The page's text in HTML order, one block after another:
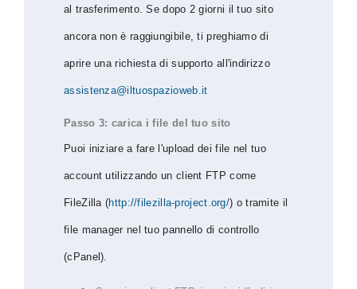
al trasferimento. Se dopo 2 giorni il tuo sito
ancora non è raggiungibile, ti preghiamo di
aprire una richiesta di supporto all'indirizzo
assistenza@iltuospazioweb.it
Passo 3: carica i file del tuo sito
Puoi iniziare a fare l'upload dei file nel tuo
account utilizzando un client FTP come
FileZilla (http://filezilla-project.org/) o tramite il
file manager nel tuo pannello di controllo
(cPanel).